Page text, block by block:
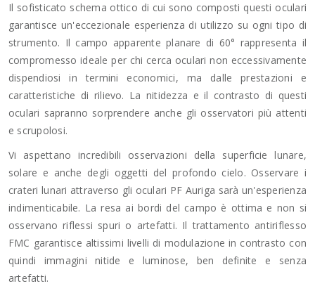
Il sofisticato schema ottico di cui sono composti questi oculari
garantisce un'eccezionale esperienza di utilizzo su ogni tipo di
strumento. Il campo apparente planare di 60° rappresenta il
compromesso ideale per chi cerca oculari non eccessivamente
dispendiosi in termini economici, ma dalle prestazioni e
caratteristiche di rilievo. La nitidezza e il contrasto di questi
oculari sapranno sorprendere anche gli osservatori più attenti
e scrupolosi.
Vi aspettano incredibili osservazioni della superficie lunare,
solare e anche degli oggetti del profondo cielo. Osservare i
crateri lunari attraverso gli oculari PF Auriga sarà un'esperienza
indimenticabile. La resa ai bordi del campo è ottima e non si
osservano riflessi spuri o artefatti. Il trattamento antiriflesso
FMC garantisce altissimi livelli di modulazione in contrasto con
quindi immagini nitide e luminose, ben definite e senza
artefatti.